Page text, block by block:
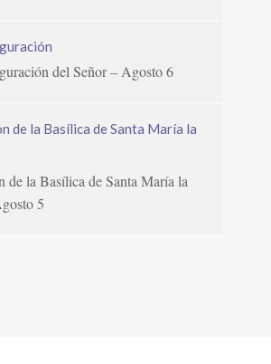
del Señor – Agosto 6
de la Basílica de Santa María la
5